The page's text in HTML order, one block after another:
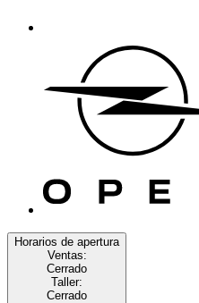
Horarios de apertura
Ventas:
Cerrado
Taller:
Cerrado